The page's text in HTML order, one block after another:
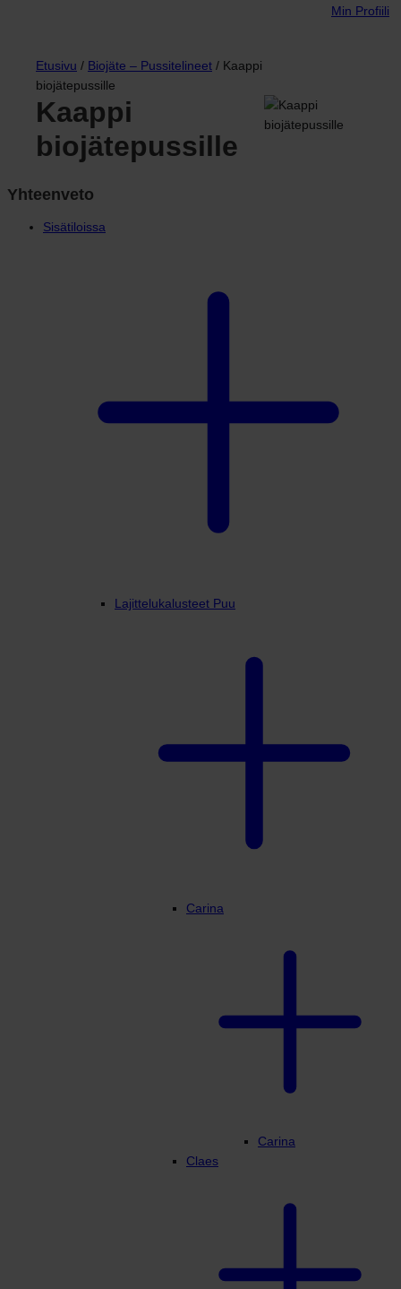
Min Profiili
Etusivu / Biojäte – Pussitelineet / Kaappi
biojätepussille
Kaappi
biojätepussille
Yhteenveto
Sisätiloissa
Lajittelukalusteet Puu
Carina
Carina
Claes